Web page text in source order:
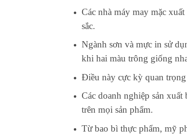
Các nhà máy may mặc
sắc.
Ngành sơn và mực in sử
khi hai màu trông giống
Điều này cực kỳ quan
Các doanh nghiệp sản
trên mọi sản phẩm.
Từ bao bì thực phẩm, mỹ